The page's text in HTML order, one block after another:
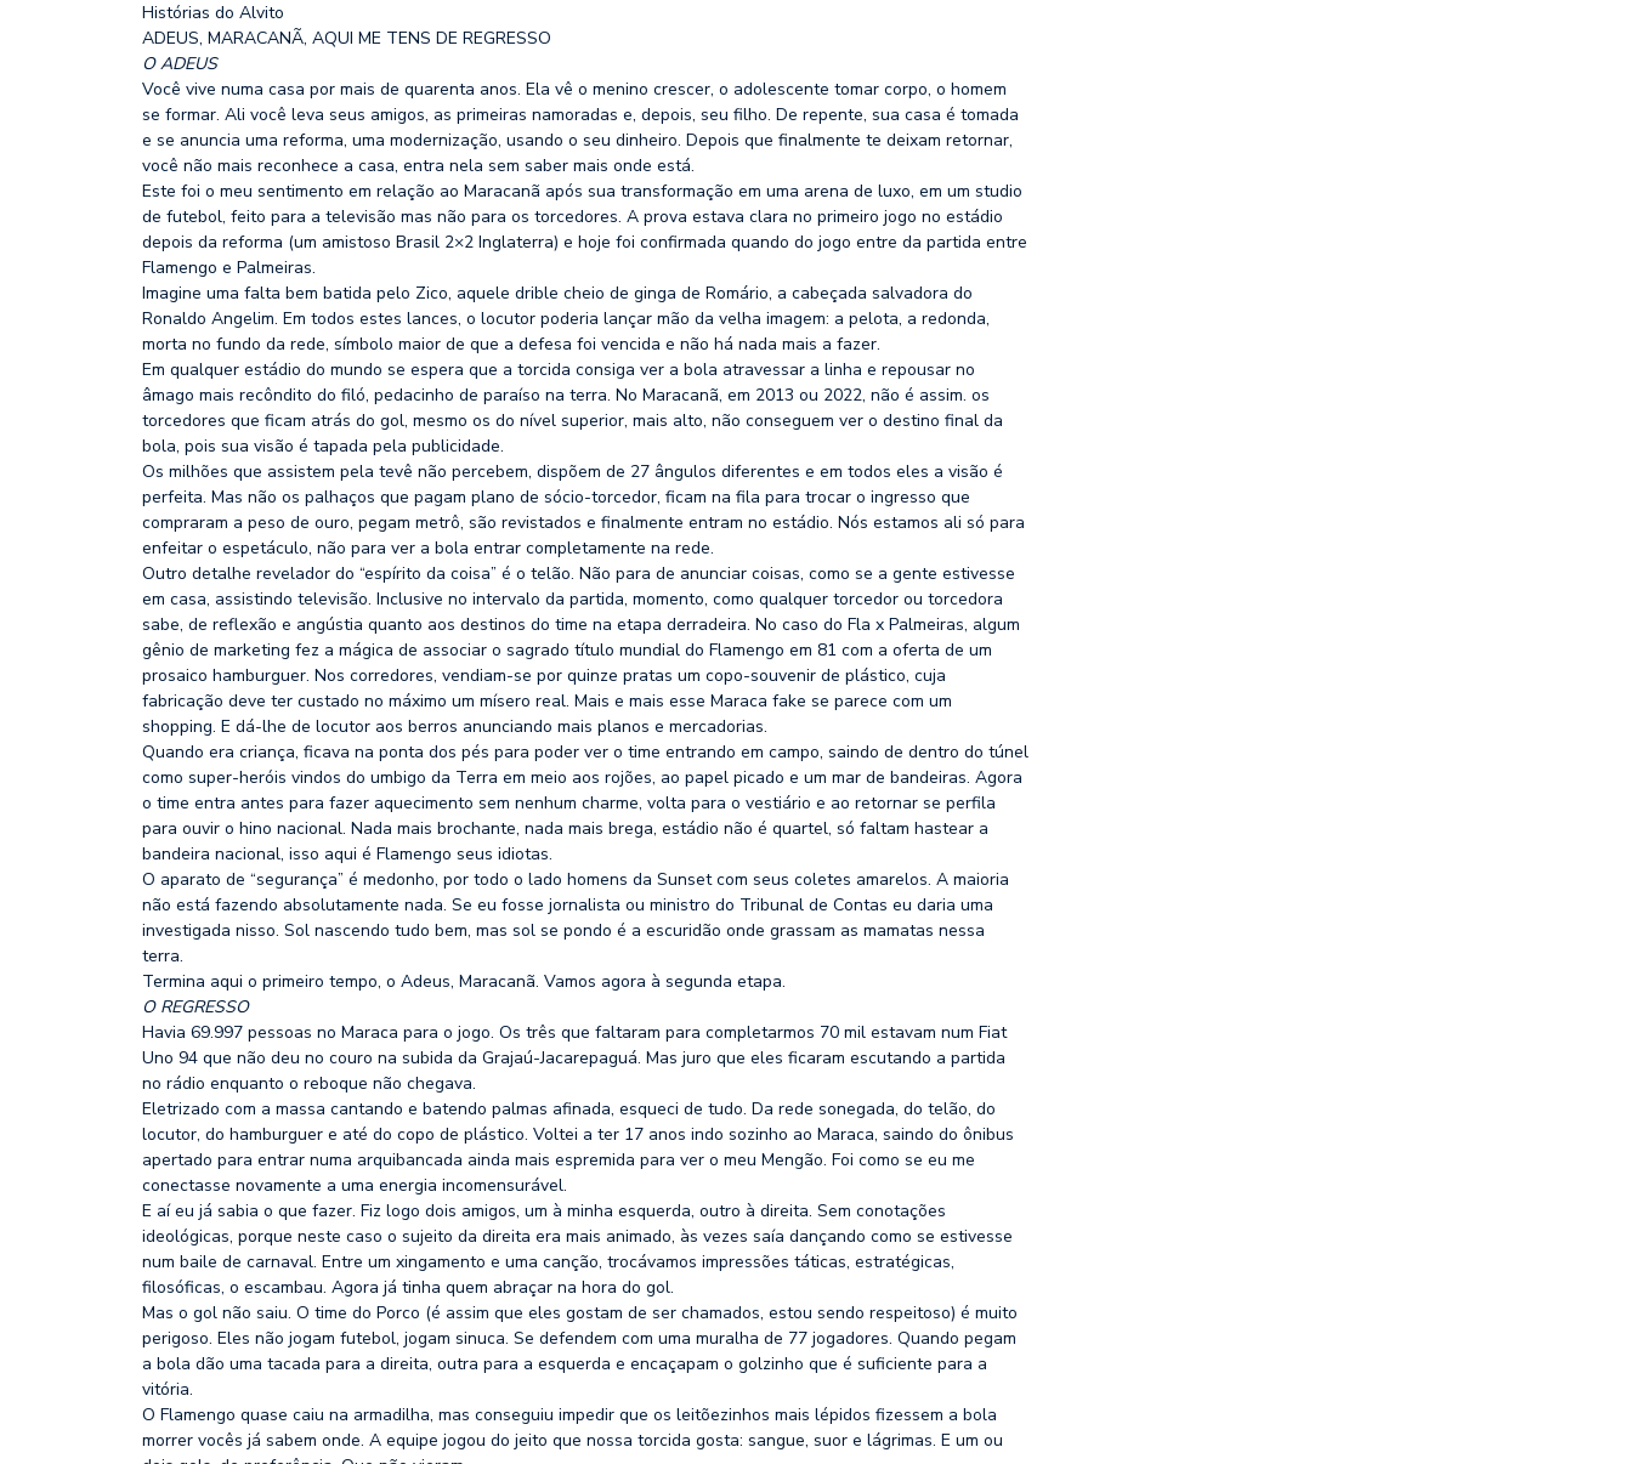
Histórias do Alvito
ADEUS, MARACANÃ, AQUI ME TENS DE REGRESSO
O ADEUS
Você vive numa casa por mais de quarenta anos. Ela vê o menino crescer, o adolescente tomar corpo, o homem
se formar. Ali você leva seus amigos, as primeiras namoradas e, depois, seu filho. De repente, sua casa é tomada
e se anuncia uma reforma, uma modernização, usando o seu dinheiro. Depois que finalmente te deixam retornar,
você não mais reconhece a casa, entra nela sem saber mais onde está.
Este foi o meu sentimento em relação ao Maracanã após sua transformação em uma arena de luxo, em um studio
de futebol, feito para a televisão mas não para os torcedores. A prova estava clara no primeiro jogo no estádio
depois da reforma (um amistoso Brasil 2×2 Inglaterra) e hoje foi confirmada quando do jogo entre da partida entre
Flamengo e Palmeiras.
Imagine uma falta bem batida pelo Zico, aquele drible cheio de ginga de Romário, a cabeçada salvadora do
Ronaldo Angelim. Em todos estes lances, o locutor poderia lançar mão da velha imagem: a pelota, a redonda,
morta no fundo da rede, símbolo maior de que a defesa foi vencida e não há nada mais a fazer.
Em qualquer estádio do mundo se espera que a torcida consiga ver a bola atravessar a linha e repousar no
âmago mais recôndito do filó, pedacinho de paraíso na terra. No Maracanã, em 2013 ou 2022, não é assim. os
torcedores que ficam atrás do gol, mesmo os do nível superior, mais alto, não conseguem ver o destino final da
bola, pois sua visão é tapada pela publicidade.
Os milhões que assistem pela tevê não percebem, dispõem de 27 ângulos diferentes e em todos eles a visão é
perfeita. Mas não os palhaços que pagam plano de sócio-torcedor, ficam na fila para trocar o ingresso que
compraram a peso de ouro, pegam metrô, são revistados e finalmente entram no estádio. Nós estamos ali só para
enfeitar o espetáculo, não para ver a bola entrar completamente na rede.
Outro detalhe revelador do “espírito da coisa” é o telão. Não para de anunciar coisas, como se a gente estivesse
em casa, assistindo televisão. Inclusive no intervalo da partida, momento, como qualquer torcedor ou torcedora
sabe, de reflexão e angústia quanto aos destinos do time na etapa derradeira. No caso do Fla x Palmeiras, algum
gênio de marketing fez a mágica de associar o sagrado título mundial do Flamengo em 81 com a oferta de um
prosaico hamburguer. Nos corredores, vendiam-se por quinze pratas um copo-souvenir de plástico, cuja
fabricação deve ter custado no máximo um mísero real. Mais e mais esse Maraca fake se parece com um
shopping. E dá-lhe de locutor aos berros anunciando mais planos e mercadorias.
Quando era criança, ficava na ponta dos pés para poder ver o time entrando em campo, saindo de dentro do túnel
como super-heróis vindos do umbigo da Terra em meio aos rojões, ao papel picado e um mar de bandeiras. Agora
o time entra antes para fazer aquecimento sem nenhum charme, volta para o vestiário e ao retornar se perfila
para ouvir o hino nacional. Nada mais brochante, nada mais brega, estádio não é quartel, só faltam hastear a
bandeira nacional, isso aqui é Flamengo seus idiotas.
O aparato de “segurança” é medonho, por todo o lado homens da Sunset com seus coletes amarelos. A maioria
não está fazendo absolutamente nada. Se eu fosse jornalista ou ministro do Tribunal de Contas eu daria uma
investigada nisso. Sol nascendo tudo bem, mas sol se pondo é a escuridão onde grassam as mamatas nessa
terra.
Termina aqui o primeiro tempo, o Adeus, Maracanã. Vamos agora à segunda etapa.
O REGRESSO
Havia 69.997 pessoas no Maraca para o jogo. Os três que faltaram para completarmos 70 mil estavam num Fiat
Uno 94 que não deu no couro na subida da Grajaú-Jacarepaguá. Mas juro que eles ficaram escutando a partida
no rádio enquanto o reboque não chegava.
Eletrizado com a massa cantando e batendo palmas afinada, esqueci de tudo. Da rede sonegada, do telão, do
locutor, do hamburguer e até do copo de plástico. Voltei a ter 17 anos indo sozinho ao Maraca, saindo do ônibus
apertado para entrar numa arquibancada ainda mais espremida para ver o meu Mengão. Foi como se eu me
conectasse novamente a uma energia incomensurável.
E aí eu já sabia o que fazer. Fiz logo dois amigos, um à minha esquerda, outro à direita. Sem conotações
ideológicas, porque neste caso o sujeito da direita era mais animado, às vezes saía dançando como se estivesse
num baile de carnaval. Entre um xingamento e uma canção, trocávamos impressões táticas, estratégicas,
filosóficas, o escambau. Agora já tinha quem abraçar na hora do gol.
Mas o gol não saiu. O time do Porco (é assim que eles gostam de ser chamados, estou sendo respeitoso) é muito
perigoso. Eles não jogam futebol, jogam sinuca. Se defendem com uma muralha de 77 jogadores. Quando pegam
a bola dão uma tacada para a direita, outra para a esquerda e encaçapam o golzinho que é suficiente para a
vitória.
O Flamengo quase caiu na armadilha, mas conseguiu impedir que os leitõezinhos mais lépidos fizessem a bola
morrer vocês já sabem onde. A equipe jogou do jeito que nossa torcida gosta: sangue, suor e lágrimas. E um ou